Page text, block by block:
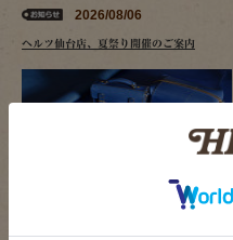
2026/08/06
ヘルツ仙台店、夏祭り開催のご案内
限定色「ロイヤルブルー」の革で作るアイ